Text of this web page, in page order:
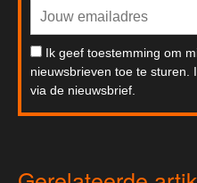
Ik geef toestemming om
nieuwsbrieven toe te sturen.
via de nieuwsbrief.